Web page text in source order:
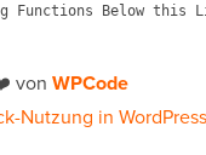
Functions Below this
von WPCode
Nutzung in WordPress